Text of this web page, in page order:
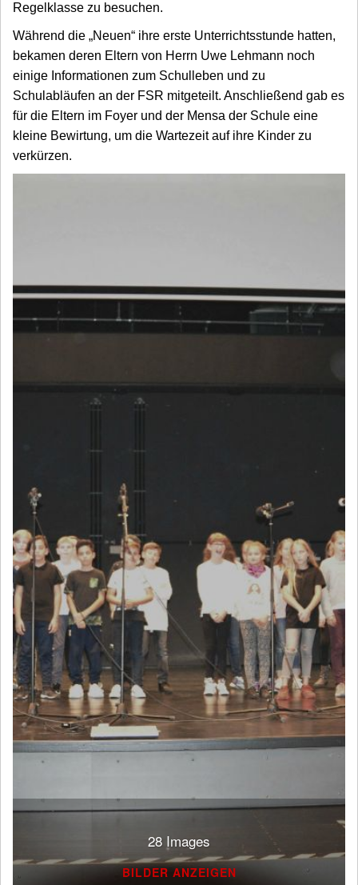
Regelklasse zu besuchen.
Während die „Neuen“ ihre erste Unterrichtsstunde hatten,
bekamen deren Eltern von Herrn Uwe Lehmann noch
einige Informationen zum Schulleben und zu
Schulabläufen an der FSR mitgeteilt. Anschließend gab es
für die Eltern im Foyer und der Mensa der Schule eine
kleine Bewirtung, um die Wartezeit auf ihre Kinder zu
verkürzen.
28 Images
BILDER ANZEIGEN